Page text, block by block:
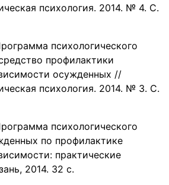
психология. 2014. № 4. С.
психологического
профилактики
осужденных //
психология. 2014. № 3. С.
психологического
по профилактике
практические
2014. 32 с.